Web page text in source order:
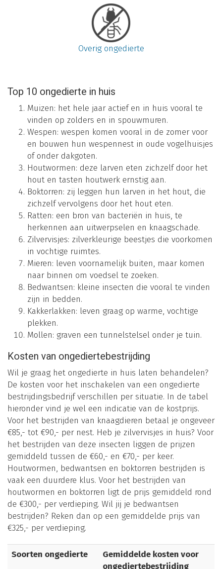
Overig ongedierte
Top 10 ongedierte in huis
Muizen: het hele jaar actief en in huis vooral te
vinden op zolders en in spouwmuren.
Wespen: wespen komen vooral in de zomer voor
en bouwen hun wespennest in oude vogelhuisjes
of onder dakgoten.
Houtwormen: deze larven eten zichzelf door het
hout en tasten houtwerk ernstig aan.
Boktorren: zij leggen hun larven in het hout, die
zichzelf vervolgens door het hout eten.
Ratten: een bron van bacteriën in huis, te
herkennen aan uitwerpselen en knaagschade.
Zilvervisjes: zilverkleurige beestjes die voorkomen
in vochtige ruimtes.
Mieren: leven voornamelijk buiten, maar komen
naar binnen om voedsel te zoeken.
Bedwantsen: kleine insecten die vooral te vinden
zijn in bedden.
Kakkerlakken: leven graag op warme, vochtige
plekken.
Mollen: graven een tunnelstelsel onder je tuin.
Kosten van ongediertebestrijding
Wil je graag het ongedierte in huis laten behandelen?
De kosten voor het inschakelen van een ongedierte
bestrijdingsbedrijf verschillen per situatie. In de tabel
hieronder vind je wel een indicatie van de kostprijs.
Voor het bestrijden van knaagdieren betaal je ongeveer
€85,- tot €90,- per nest. Heb je zilvervisjes in huis? Voor
het bestrijden van deze insecten liggen de prijzen
gemiddeld tussen de €60,- en €70,- per keer.
Houtwormen, bedwantsen en boktorren bestrijden is
vaak een duurdere klus. Voor het bestrijden van
houtwormen en boktorren ligt de prijs gemiddeld rond
de €300,- per verdieping. Wil jij je bedwantsen
bestrijden? Reken dan op een gemiddelde prijs van
€325,- per verdieping.
Soorten ongedierte
Gemiddelde kosten voor
ongediertebestrijding